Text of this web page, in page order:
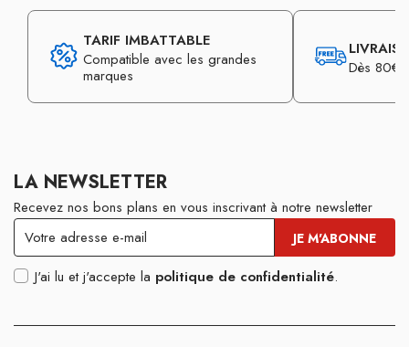
TARIF IMBATTABLE
Compatible avec les grandes
marques
Dès 80€
LA NEWSLETTER
Recevez nos bons plans en vous inscrivant à notre newsletter
J'ai lu et j'accepte la politique de confidentialité.